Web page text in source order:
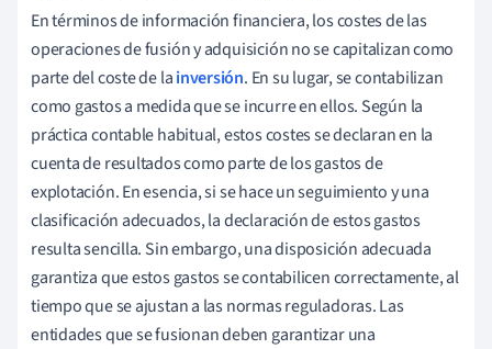
En términos de información financiera, los costes de las
operaciones de fusión y adquisición no se capitalizan como
parte del coste de lainversión. En su lugar, se contabilizan
como gastos a medida que se incurre en ellos. Según la
práctica contable habitual, estos costes se declaran en la
cuenta de resultados como parte de los gastos de
explotación. En esencia, si se hace un seguimiento y una
clasificación adecuados, la declaración de estos gastos
resulta sencilla. Sin embargo, una disposición adecuada
garantiza que estos gastos se contabilicen correctamente, al
tiempo que se ajustan a las normas reguladoras. Las
entidades que se fusionan deben garantizar una